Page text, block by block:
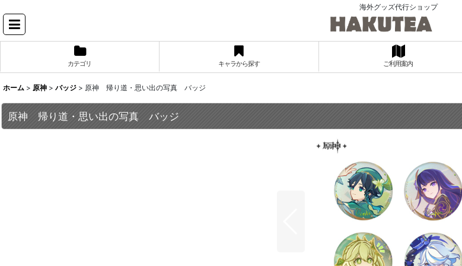
海外グッズ代行ショップ
カテゴリ キャラから探す ご利用案内
ホーム > 原神 > バッジ > 原神 帰り道・思い出の写真 バッジ
原神 帰り道・思い出の写真 バッジ